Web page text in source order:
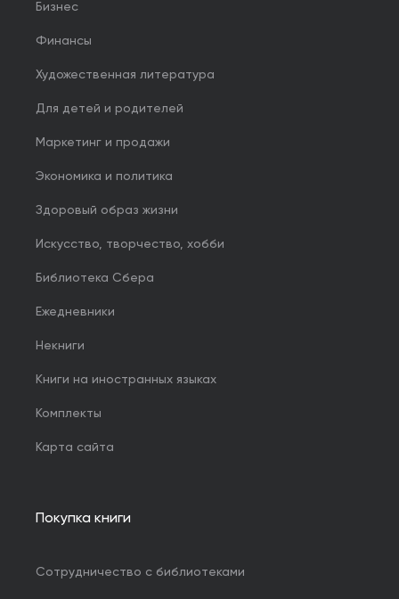
Бизнес
Финансы
Художественная литература
Для детей и родителей
Маркетинг и продажи
Экономика и политика
Здоровый образ жизни
Искусство, творчество, хобби
Библиотека Сбера
Ежедневники
Некниги
Книги на иностранных языках
Комплекты
Карта сайта
Покупка книги
Сотрудничество с библиотеками